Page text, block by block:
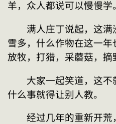
羊，众人都说可以慢慢学
满人庄丁说起，这满
雪多，什么作物在这一
放牧，打猎，采蘑菇，摘
大家一起笑道，这不
什么事就得让别人教。
经过几年的重新开荒